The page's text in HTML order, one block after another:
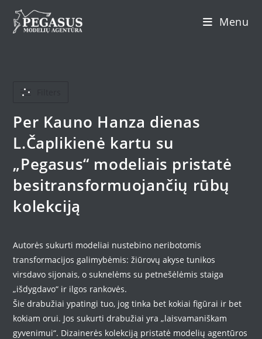
content
Menu
Per Kauno Hanza dienas
L.Čaplikienė kartu su
„Pegasus“ modeliais pristatė
besitransformuojančių rūbų
kolekciją
Autorės sukurti modeliai nustebino neribotomis
transformacijos galimybėmis: žiūrovų akyse tunikos
virsdavo sijonais, o suknelėms su petnešėlėmis staiga
„išdygdavo“ ir ilgos rankovės.
Šie drabužiai ypatingi tuo, jog tinka bet kokiai figūrai ir bet
kokiam orui. Jos sukurti drabužiai yra „laisvamaniškam
gyvenimui“. Dizainerės kolekciją pristatė modelių agentūros